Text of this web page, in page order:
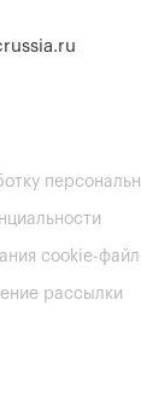
cookie-
рассылки